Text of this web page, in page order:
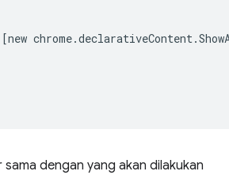
[new chrome.declarativeContent.
dengan yang akan dilakukan